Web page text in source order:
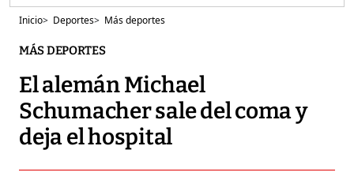
Inicio> Deportes> Más deportes
MÁS DEPORTES
El alemán Michael
Schumacher sale del coma y
deja el hospital